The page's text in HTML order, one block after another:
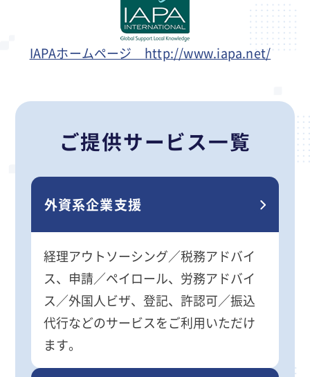
IAPAホームページ http://www.iapa.net/
ご提供サービス一覧
外資系企業支援
経理アウトソーシング／税務アドバイ
ス、申請／ペイロール、労務アドバイ
ス／外国人ビザ、登記、許認可／振込
代行などのサービスをご利用いただけ
ます。